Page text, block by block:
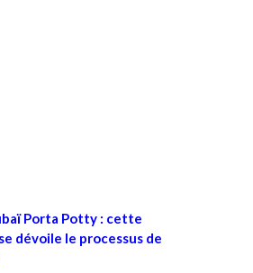
Porta Potty : cette
dévoile le processus de